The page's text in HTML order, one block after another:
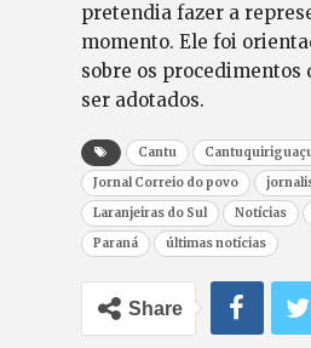
pretendia fazer a
momento. Ele foi
sobre os procedimentos
ser adotados.
Cantu
Jornal Correio do povo
Laranjeiras do Sul
Notícias
Paraná
últimas notícias
Share